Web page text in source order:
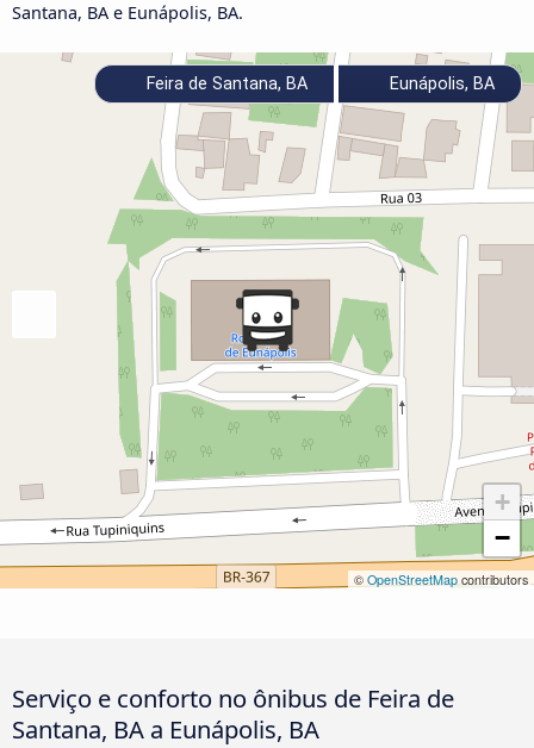
Santana, BA e Eunápolis, BA.
+
−
© OpenStreetMap contributors
Feira de Santana, BA Eunápolis, BA
Serviço e conforto no ônibus de Feira de
Santana, BA a Eunápolis, BA